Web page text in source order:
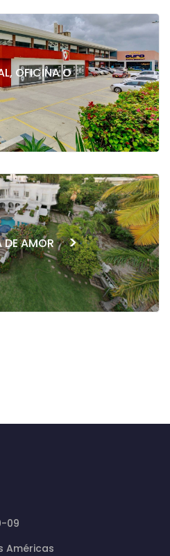
OFICINA O
DE AMOR >
09
Américas